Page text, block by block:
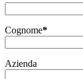
Cognome*
Azienda